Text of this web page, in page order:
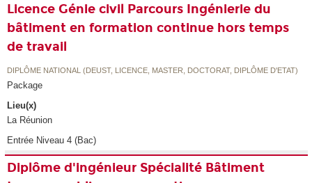
Licence Génie civil Parcours Ingénierie du
bâtiment en formation continue hors temps
de travail
DIPLÔME NATIONAL (DEUST, LICENCE, MASTER, DOCTORAT, DIPLÔME D'ETAT)
Package
Lieu(x)
La Réunion
Entrée Niveau 4 (Bac)
Diplôme d'ingénieur Spécialité Bâtiment